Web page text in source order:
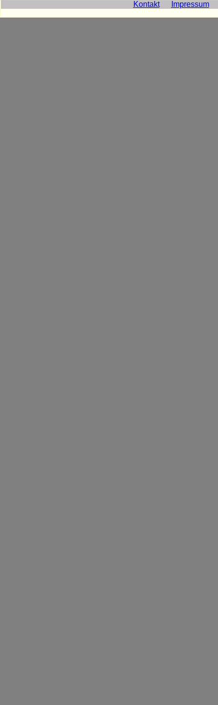
Kontakt Impressum